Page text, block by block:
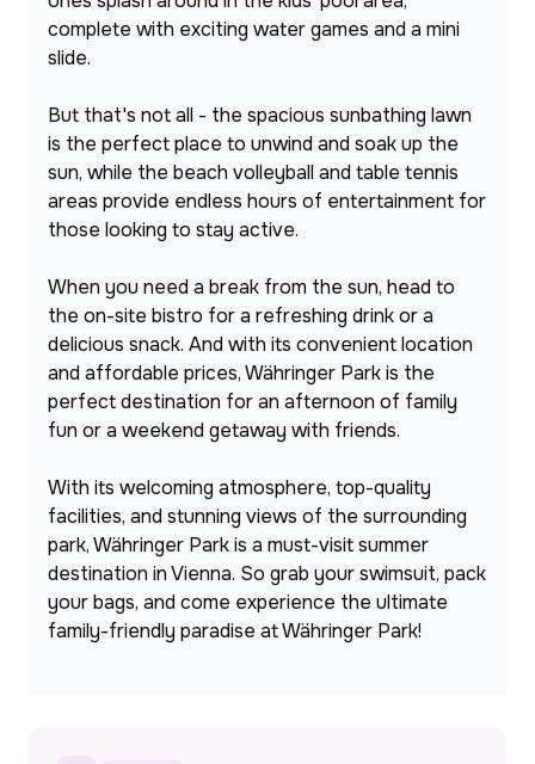
complete with exciting water games and a mini
slide.
But that's not all - the spacious sunbathing lawn
is the perfect place to unwind and soak up the
sun, while the beach volleyball and table tennis
areas provide endless hours of entertainment for
those looking to stay active.
When you need a break from the sun, head to
the on-site bistro for a refreshing drink or a
delicious snack. And with its convenient location
and affordable prices, Währinger Park is the
perfect destination for an afternoon of family
fun or a weekend getaway with friends.
With its welcoming atmosphere, top-quality
facilities, and stunning views of the surrounding
park, Währinger Park is a must-visit summer
destination in Vienna. So grab your swimsuit, pack
your bags, and come experience the ultimate
family-friendly paradise at Währinger Park!